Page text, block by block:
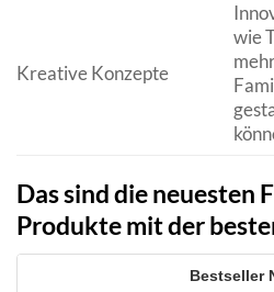
Kreative Konzepte
wie
Das sind die neuesten
Produkte mit der